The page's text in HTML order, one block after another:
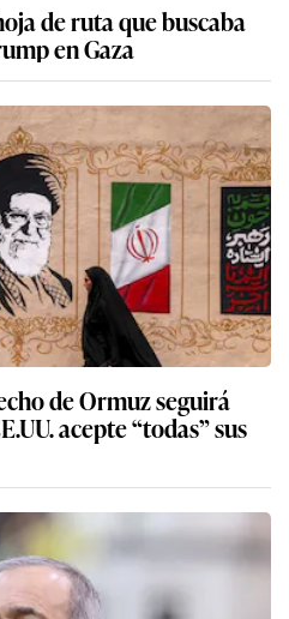
de ruta que buscaba
en Gaza
de Ormuz seguirá
acepte “todas” sus